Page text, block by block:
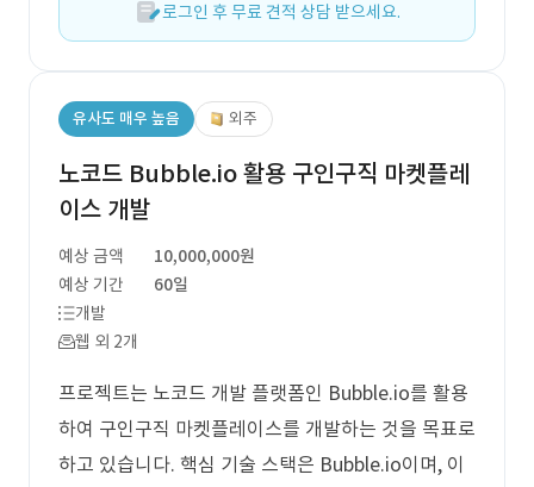
로그인 후 무료 견적 상담 받으세요.
유사도 매우 높음 외주
노코드 Bubble.io 활용 구인구직 마켓플레
이스 개발
예상 금액
10,000,000원
예상 기간
60일
개발
웹 외 2개
프로젝트는 노코드 개발 플랫폼인 Bubble.io를 활용
하여 구인구직 마켓플레이스를 개발하는 것을 목표로
하고 있습니다. 핵심 기술 스택은 Bubble.io이며, 이